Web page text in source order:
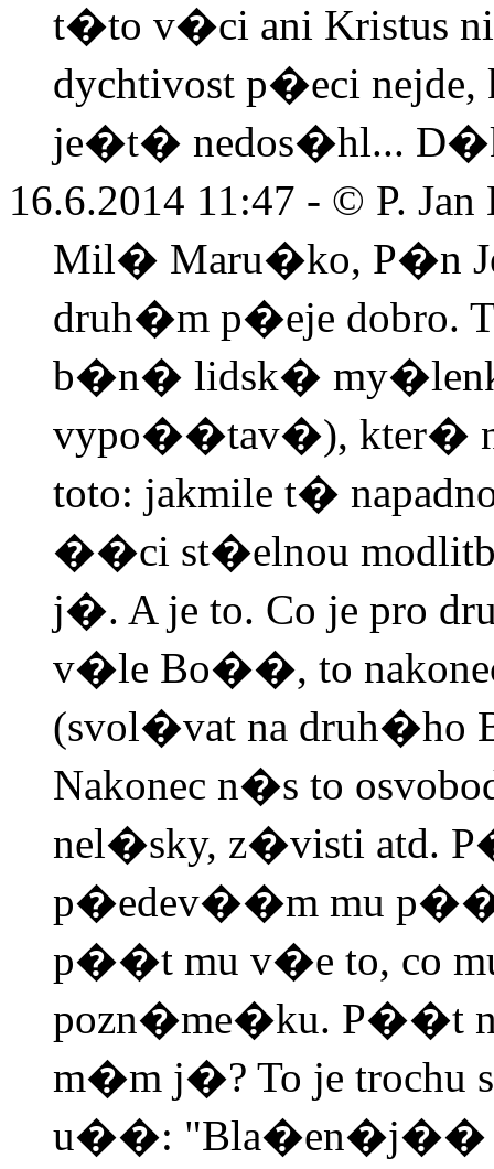
t�to v�ci ani Kristus
dychtivost p�eci
je�t� nedos�hl...
16.6.2014 11:47 - © P.
Mil� Maru�ko, P�n
druh�m p�eje dobro.
b�n� lidsk�
vypo��tav�), kter�
toto: jakmile t�
��ci st�elnou
j�. A je to. Co je pro
v�le Bo��, to
(svol�vat na
Nakonec n�s to
nel�sky, z�visti atd.
p�edev��m mu p��t
p��t mu v�e to, co
pozn�me�ku. P��t
m�m j�? To je
u��: "Bla�en�j��